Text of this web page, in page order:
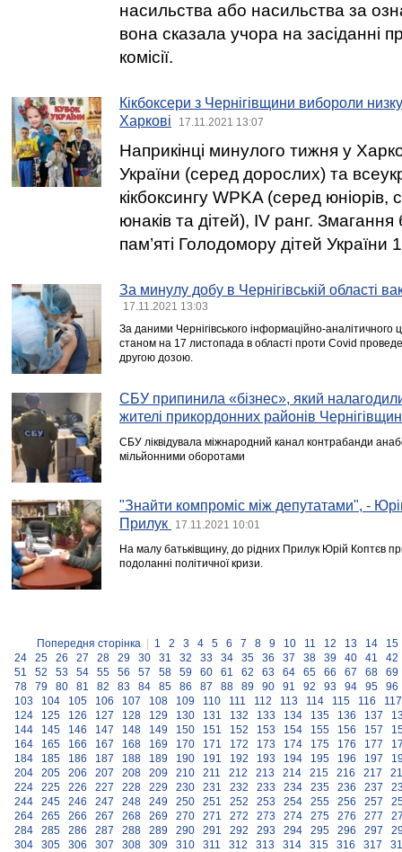
насильства або насильства за
вона сказала учора на засіданні
комісії.
Кікбоксери з Чернігівщини вибороли
Харкові
17.11.2021 13:07
Наприкінці минулого тижня у
України (серед дорослих) та
кікбоксингу WPKA (серед юніорів,
юнаків та дітей), IV ранг. Змагання
пам’яті Голодомору дітей України
За минулу добу в Чернігівській області
17.11.2021 13:03
За даними Чернігівського інформаційно-аналітичного
станом на 17 листопада в області проти Covid
другою дозою.
СБУ припинила «бізнес», який
жителі прикордонних районів
СБУ ліквідувала міжнародний канал контрабанди
мільйонними оборотами
"Знайти компроміс між депутатами", -
Прилук
17.11.2021 10:01
На малу батьківщину, до рідних Прилук Юрій Коптєв
подоланні політичної кризи.
Попередня сторінка 1 2 3 4 5 6 7 8 9 10 11 12 13 14
15
24
25 26 27 28 29 30 31 32 33 34 35 36 37 38 39 40 41
42
51
52 53 54 55 56 57 58 59 60 61 62 63 64 65 66 67 68
69
78
79 80 81 82 83 84 85 86 87 88 89 90 91 92 93 94 95
96
103
104 105 106 107 108 109 110 111 112 113 114 115 116
117
124
125 126 127 128 129 130 131 132 133 134 135 136 137
144
145 146 147 148 149 150 151 152 153 154 155 156 157
164
165 166 167 168 169 170 171 172 173 174 175 176 177
184
185 186 187 188 189 190 191 192 193 194 195 196 197
204
205 206 207 208 209 210 211 212 213 214 215 216 217
224
225 226 227 228 229 230 231 232 233 234 235 236 237
244
245 246 247 248 249 250 251 252 253 254 255 256 257
264
265 266 267 268 269 270 271 272 273 274 275 276 277
284
285 286 287 288 289 290 291 292 293 294 295 296 297
304
305 306 307 308 309 310 311 312 313 314 315 316 317